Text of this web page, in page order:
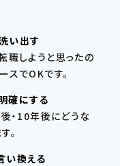
い出す
職しようと思ったの
スでOKです。
確にする
・10年後にどうな
。
い換える